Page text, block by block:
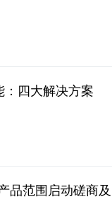
四大解决方案
品范围启动磋商及